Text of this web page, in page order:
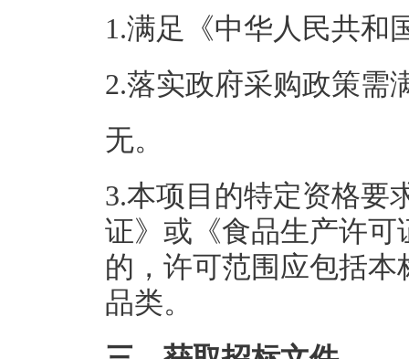
1.满足《中华人民共和
2.落实政府采购政策需
无。
3.本项目的特定资格要
证》或《食品生产许
的，许可范围应包括
品类。